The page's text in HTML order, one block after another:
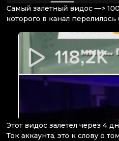
Самый залетный видос —>
которого в канал
Этот видос залетел через 4
Ток аккаунта, это к слову о